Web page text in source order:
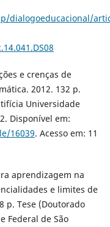
dialogoeducacional/
e crenças de
2012. 132 p.
Universidade
Disponível em:
16039. Acesso em: 11
aprendizagem na
e limites de
p. Tese (Doutorado
Federal de São